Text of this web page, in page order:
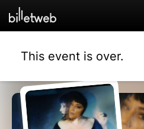
This event is over.